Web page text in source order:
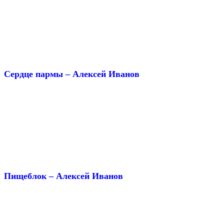
Сердце пармы – Алексей Иванов
Пищеблок – Алексей Иванов